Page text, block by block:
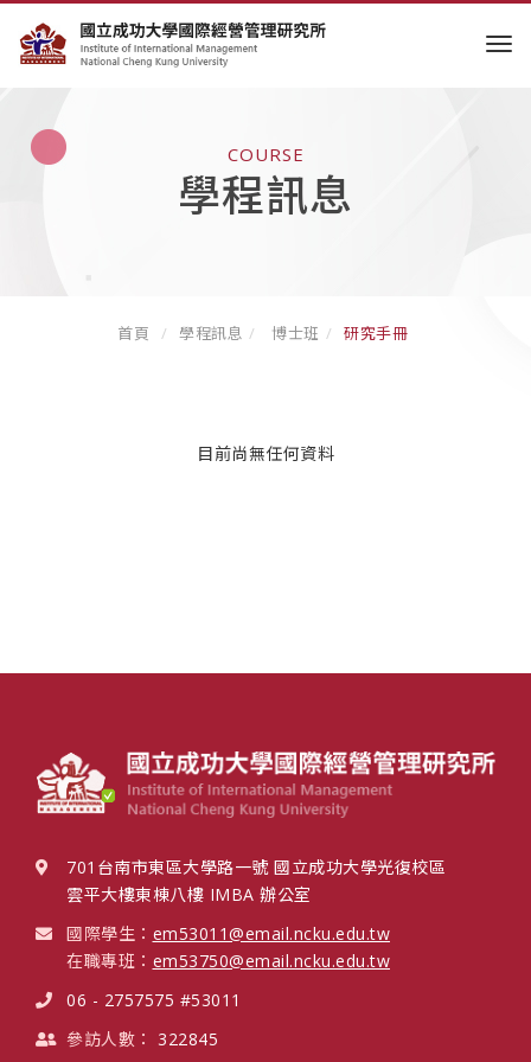
COURSE
學程訊息
首頁 學程訊息 博士班 研究手冊
目前尚無任何資料
701台南市東區大學路一號 國立成功大學光復校區
雲平大樓東棟八樓 IMBA 辦公室
國際學生： em53011@email.ncku.edu.tw
在職專班： em53750@email.ncku.edu.tw
06 - 2757575 #53011
參訪人數： 322845